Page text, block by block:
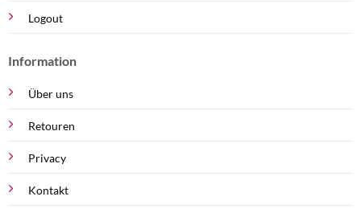
Logout
Information
Über uns
Retouren
Privacy
Kontakt